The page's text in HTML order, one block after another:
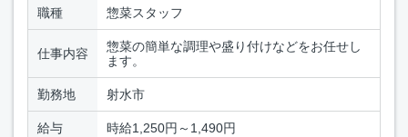
職種 惣菜スタッフ
仕事内容
惣菜の簡単な調理や盛り付けなどをお任せし
ます。
勤務地 射水市
給与 時給1,250円～1,490円